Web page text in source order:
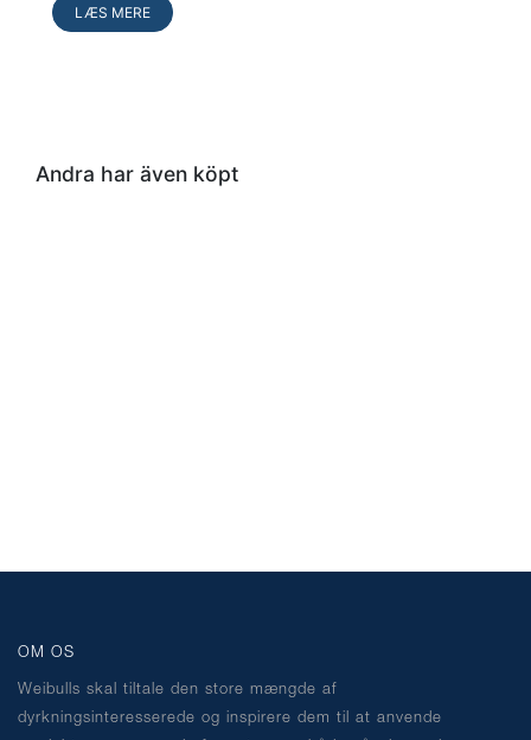
LÆS MERE
Andra har även köpt
OM OS
Weibulls skal tiltale den store mængde af
dyrkningsinteresserede og inspirere dem til at anvende